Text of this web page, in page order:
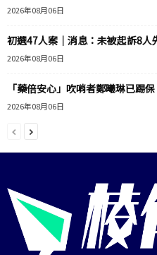
2026年08月06日
初選47人案｜消息：未被起訴8人
2026年08月06日
「藥倍安心」吹哨者鄭曦琳已踢
2026年08月06日